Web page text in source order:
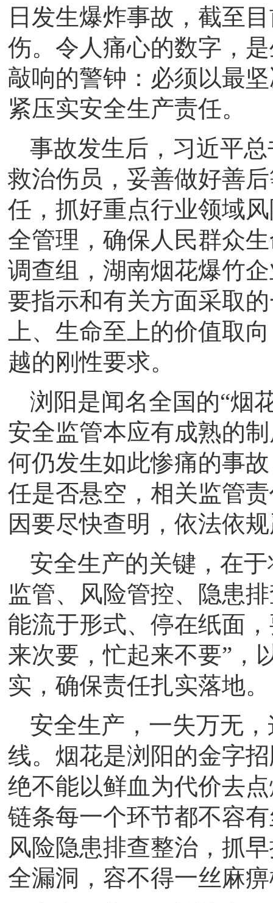
日发生爆炸事故，截至
伤。令人痛心的数字，
敲响的警钟：必须以最
紧压实安全生产责任。
事故发生后，习近平
救治伤员，妥善做好善
任，抓好重点行业领域
全管理，确保人民群众
调查组，湖南烟花爆竹
要指示和有关方面采取
上、生命至上的价值取
越的刚性要求。
浏阳是闻名全国的“烟
安全监管本应有成熟的
何仍发生如此惨痛的事
任是否悬空，相关监管
因要尽快查明，依法依
安全生产的关键，在
监管、风险管控、隐患
能流于形式、停在纸面
来次要，忙起来不要”，
实，确保责任扎实落地。
安全生产，一失万无
线。烟花是浏阳的金字
绝不能以鲜血为代价去
链条每一个环节都不容
风险隐患排查整治，抓
全漏洞，容不得一丝麻